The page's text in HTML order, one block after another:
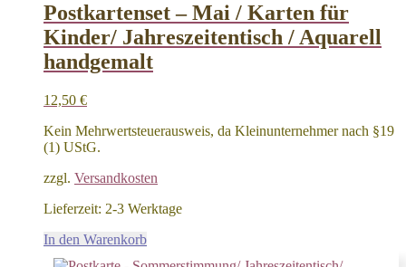
Postkartenset – Mai / Karten für
Kinder/ Jahreszeitentisch / Aquarell
handgemalt
12,50 €
Kein Mehrwertsteuerausweis, da Kleinunternehmer nach §19
(1) UStG.
zzgl. Versandkosten
Lieferzeit: 2-3 Werktage
In den Warenkorb